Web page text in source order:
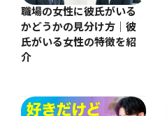
職場の女性に彼氏がいる
かどうかの見分け方｜彼
氏がいる女性の特徴を紹
介